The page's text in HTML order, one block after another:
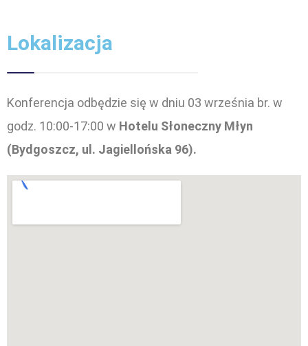
Lokalizacja
Konferencja odbędzie się w dniu 03 września br. w
godz. 10:00-17:00 w Hotelu Słoneczny Młyn
(Bydgoszcz, ul. Jagiellońska 96).